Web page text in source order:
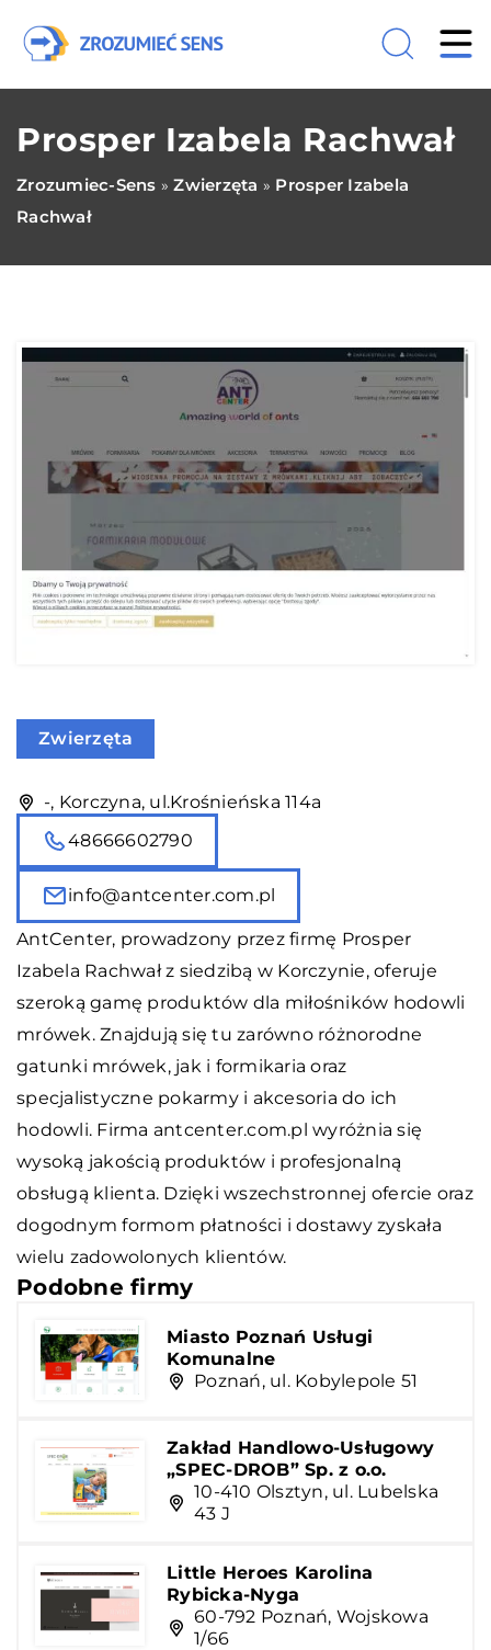
Prosper Izabela Rachwał
Zrozumiec-Sens »Zwierzęta » Prosper Izabela
Rachwał
Zwierzęta
-, Korczyna, ul.Krośnieńska 114a
48666602790
info@antcenter.com.pl
AntCenter, prowadzony przez firmę Prosper
Izabela Rachwał z siedzibą w Korczynie, oferuje
szeroką gamę produktów dla miłośników hodowli
mrówek. Znajdują się tu zarówno różnorodne
gatunki mrówek, jak i formikaria oraz
specjalistyczne pokarmy i akcesoria do ich
hodowli. Firma antcenter.com.pl wyróżnia się
wysoką jakością produktów i profesjonalną
obsługą klienta. Dzięki wszechstronnej ofercie oraz
dogodnym formom płatności i dostawy zyskała
wielu zadowolonych klientów.
Podobne firmy
Miasto Poznań Usługi
Komunalne
Poznań, ul. Kobylepole 51
Zakład Handlowo-Usługowy
„SPEC-DROB” Sp. z o.o.
10-410 Olsztyn, ul. Lubelska
43 J
Little Heroes Karolina
Rybicka-Nyga
60-792 Poznań, Wojskowa
1/66